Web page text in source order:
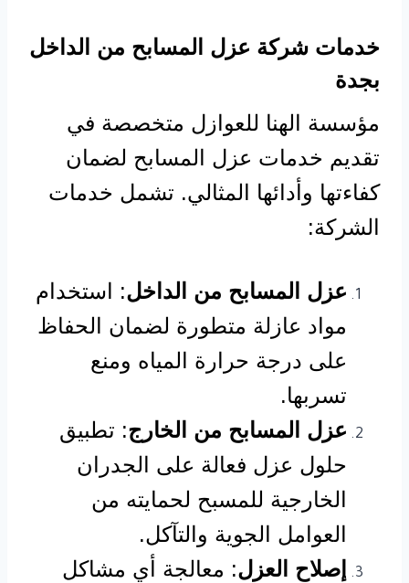
خدمات شركة عزل المسابح من الداخل
بجدة
مؤسسة الهنا للعوازل متخصصة في
تقديم خدمات عزل المسابح لضمان
كفاءتها وأدائها المثالي. تشمل خدمات
الشركة:
عزل المسابح من الداخل: استخدام
مواد عازلة متطورة لضمان الحفاظ
على درجة حرارة المياه ومنع
تسربها.
عزل المسابح من الخارج: تطبيق
حلول عزل فعالة على الجدران
الخارجية للمسبح لحمايته من
العوامل الجوية والتآكل.
إصلاح العزل: معالجة أي مشاكل